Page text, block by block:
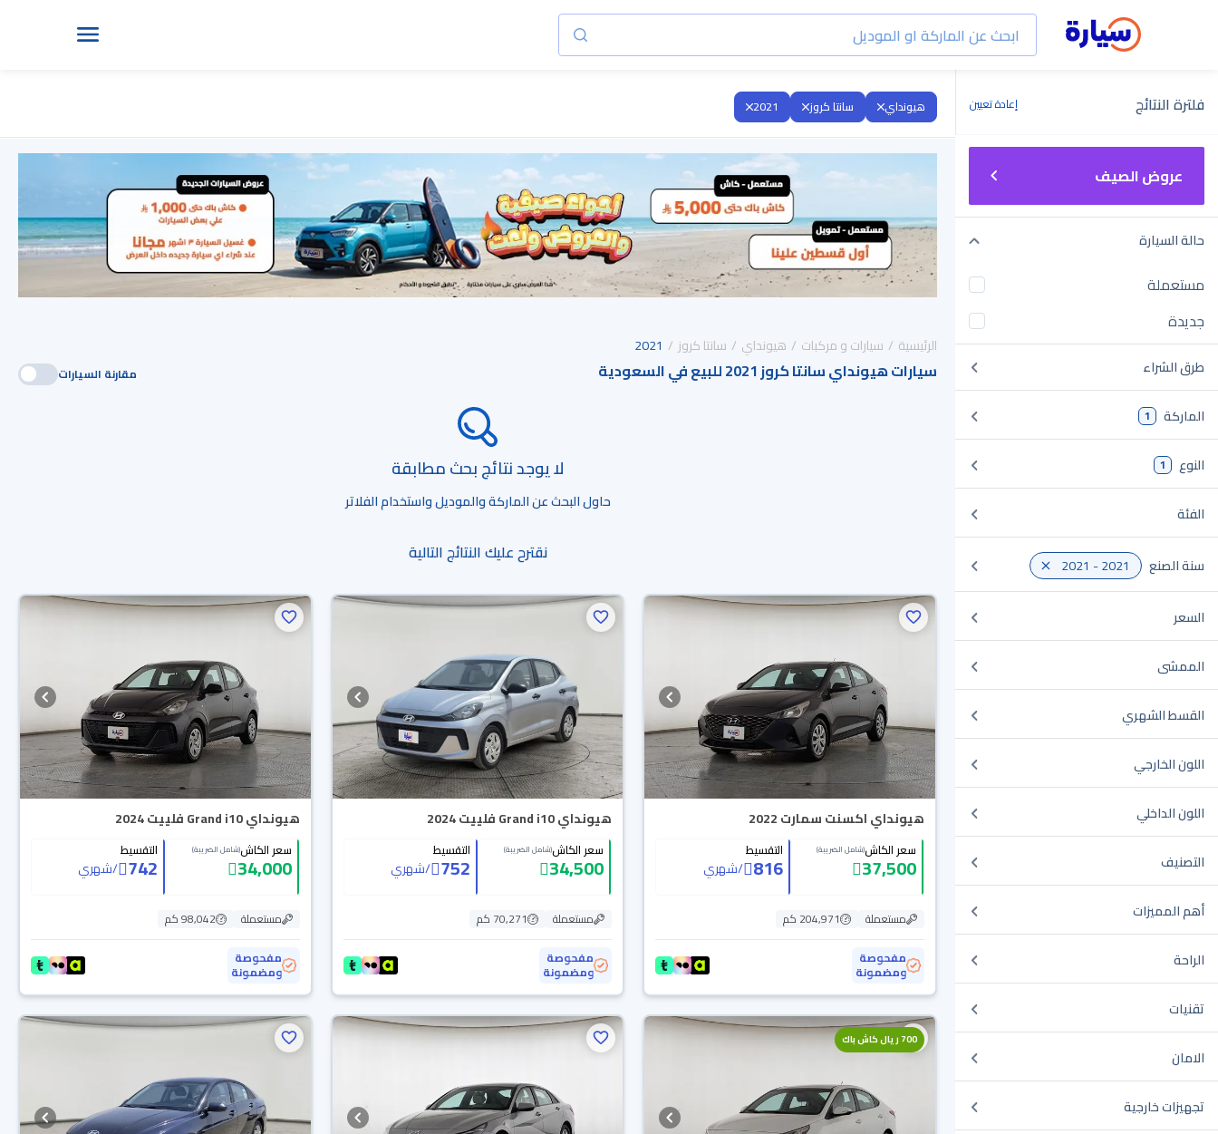
فلترة النتائج إعادة تعيين
عروض الصيف
حالة السيارة
مستعملة
جديدة
طرق الشراء
الماركة 1
النوع 1
الفئة
سنة الصنع 2021 - 2021
السعر
الممشى
القسط الشهري
اللون الخارجي
اللون الداخلي
التصنيف
أهم المميزات
الراحة
تقنيات
الامان
تجهيزات خارجية
هيونداي سانتا كروز 2021
الرئيسية سيارات و مركبات هيونداي سانتا كروز 2021
سيارات هيونداي سانتا كروز 2021 للبيع في السعودية مقارنة السيارات
لا يوجد نتائج بحث مطابقة
حاول البحث عن الماركة والموديل واستخدام الفلاتر
نقترح عليك النتائج التالية
هيونداي اكسنت سمارت 2022
سعر الكاش(شامل الضريبة)
37,500
التقسيط
816
/شهري
مستعملة
204,971 كم
مفحوصة
ومضمونة
هيونداي Grand i10 فلييت 2024
سعر الكاش(شامل الضريبة)
34,500
التقسيط
752
/شهري
مستعملة
70,271 كم
مفحوصة
ومضمونة
هيونداي Grand i10 فلييت 2024
سعر الكاش(شامل الضريبة)
34,000
التقسيط
742
/شهري
مستعملة
98,042 كم
مفحوصة
ومضمونة
700 ريال كاش باك